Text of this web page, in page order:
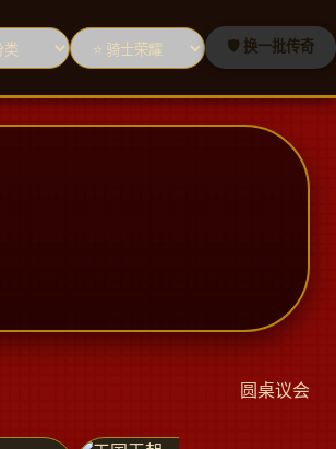
🛡️ 换一批传奇
圆桌议会